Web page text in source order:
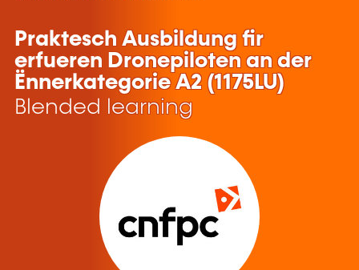
Praktesch Ausbildung fir
erfueren Dronepiloten an der
Ënnerkategorie A2 (1175LU)
Blended learning